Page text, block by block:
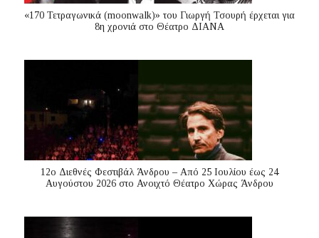
«170 Τετραγωνικά (moonwalk)» του Γιωργή Τσουρή έρχεται για
8η χρονιά στο Θέατρο ΔΙΑΝΑ
12ο Διεθνές Φεστιβάλ Άνδρου – Από 25 Ιουλίου έως 24
Αυγούστου 2026 στο Ανοιχτό Θέατρο Χώρας Άνδρου